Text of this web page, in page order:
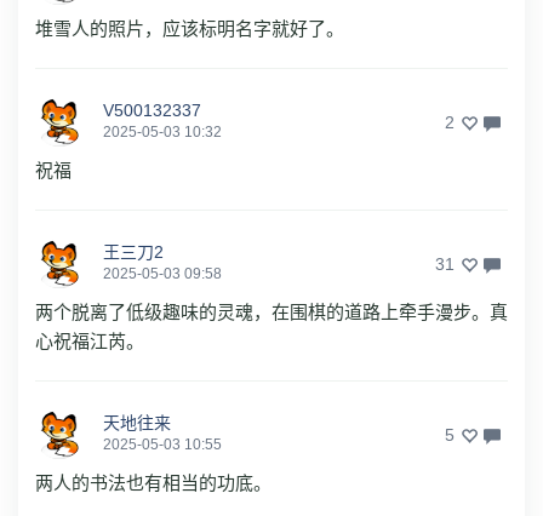
堆雪人的照片，应该标明名字就好了。
V500132337
2025-05-03 10:32 2
祝福
王三刀2
2025-05-03 09:58 31
两个脱离了低级趣味的灵魂，在围棋的道路上牵手漫步。真
心祝福江芮。
天地往来
2025-05-03 10:55 5
两人的书法也有相当的功底。